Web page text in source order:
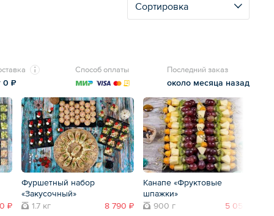
Сортировка
0 ₽
Способ оплаты Последний заказ
около месяца назад
₽
Фуршетный набор
«Закусочный»
1.7 кг
8 790 ₽
Канапе «Фруктовые
шпажки»
900 г
5 050 ₽